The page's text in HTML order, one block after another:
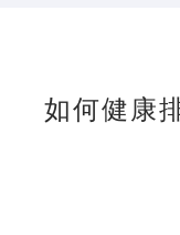
如何健康